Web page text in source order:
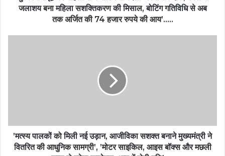
जलाशय बना महिला सशक्तिकरण की मिसाल, बोटिंग गतिविधि से अब
तक अर्जित की 74 हजार रुपये की आय’…..
’मत्स्य पालकों को मिली नई उड़ान, आजीविका सशक्त बनाने मुख्यमंत्री ने
वितरित की आधुनिक सामग्री’, ’मोटर साइकिल, आइस बॉक्स और मछली